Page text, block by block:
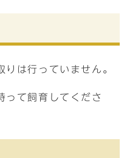
は行っていません。
って飼育してくださ